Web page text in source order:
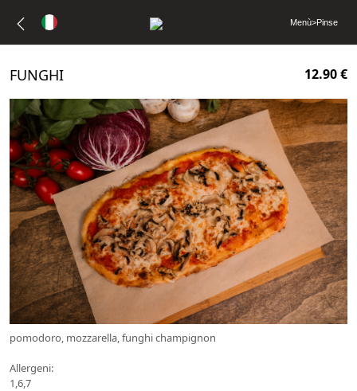
Menù>Pinse
FUNGHI 12.90 €
pomodoro, mozzarella, funghi champignon
Allergeni:
1,6,7